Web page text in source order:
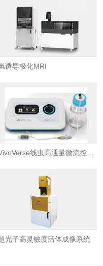
诱导极化MRI
线虫高通量微流控制
光子高灵敏度活体成像系统